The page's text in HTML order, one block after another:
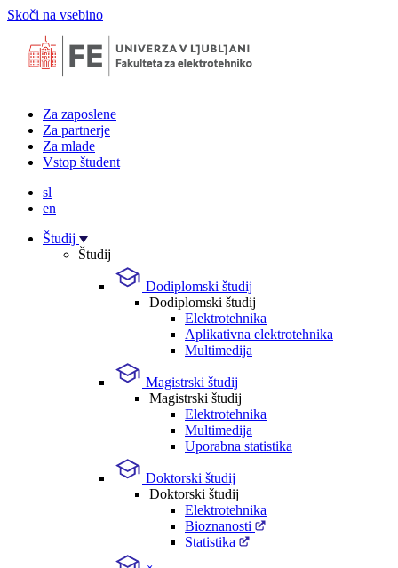
Skoči na vsebino
Za zaposlene
Za partnerje
Za mlade
Vstop študent
sl
en
Študij
Študij
Dodiplomski študij
Dodiplomski študij
Elektrotehnika
Aplikativna elektrotehnika
Multimedija
Magistrski študij
Magistrski študij
Elektrotehnika
Multimedija
Uporabna statistika
Doktorski študij
Doktorski študij
Elektrotehnika
Bioznanosti
Statistika